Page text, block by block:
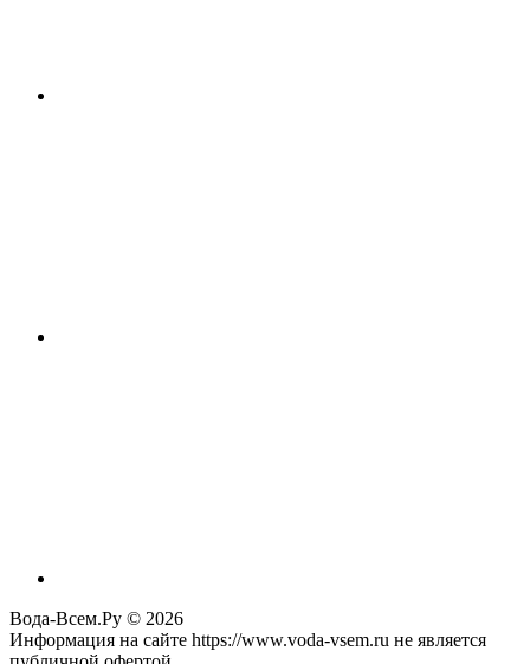
Вода-Всем.Ру © 2026
Информация на сайте https://www.voda-vsem.ru не является